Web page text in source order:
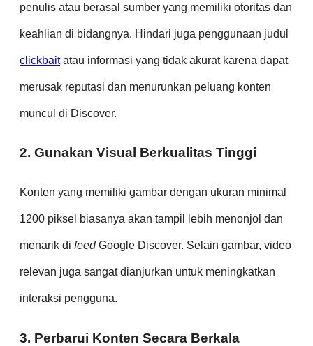
penulis atau berasal sumber yang memiliki otoritas dan
keahlian di bidangnya. Hindari juga penggunaan judul
clickbait atau informasi yang tidak akurat karena dapat
merusak reputasi dan menurunkan peluang konten
muncul di Discover.
2. Gunakan Visual Berkualitas Tinggi
Konten yang memiliki gambar dengan ukuran minimal
1200 piksel biasanya akan tampil lebih menonjol dan
menarik di feedGoogle Discover. Selain gambar, video
relevan juga sangat dianjurkan untuk meningkatkan
interaksi pengguna.
3. Perbarui Konten Secara Berkala